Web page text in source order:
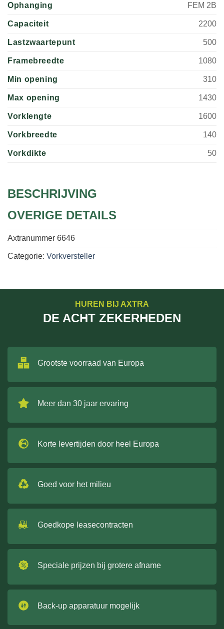
Ophanging FEM 2B
Capaciteit 2200
Lastzwaartepunt 500
Framebreedte 1080
Min opening 310
Max opening 1430
Vorklengte 1600
Vorkbreedte 140
Vorkdikte 50
BESCHRIJVING
OVERIGE DETAILS
Axtranummer 6646
Categorie: Vorkversteller
HUREN BIJ AXTRA
DE ACHT ZEKERHEDEN
Grootste voorraad van Europa
Meer dan 30 jaar ervaring
Korte levertijden door heel Europa
Goed voor het milieu
Goedkope leasecontracten
Speciale prijzen bij grotere afname
Back-up apparatuur mogelijk